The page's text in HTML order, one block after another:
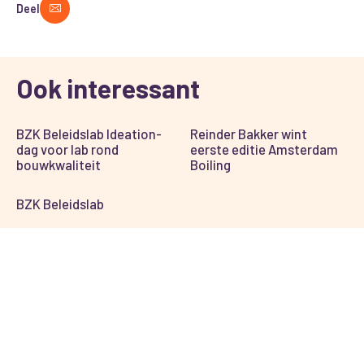
Deel
Ook interessant
BZK Beleidslab Ideation-
dag voor lab rond
bouwkwaliteit
Reinder Bakker wint
eerste editie Amsterdam
Boiling
BZK Beleidslab